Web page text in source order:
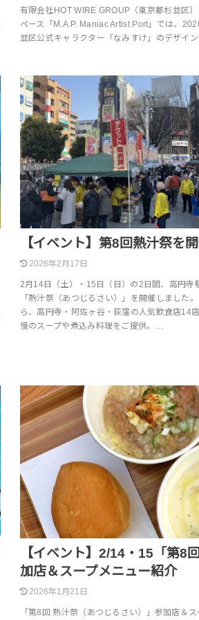
有限会社HOT WIRE GROUP（東京都杉並区
ペース「M.A.P. Maniac Artist Port」では、
並区公式キャラクター「なみすけ」のデザイ
【イベント】第8回熱汁祭を
2026年2月17日
2月14日（土）・15日（日）の2日間、高円寺
「熱汁祭（あつじるさい）」を開催しました
ら、高円寺・阿佐ヶ谷・荻窪の人気飲食店14
慢のスープや煮込み料理をご提供。…
【イベント】2/14・15「第8
加店＆スープメニュー紹介
2026年1月21日
「第8回 熱汁祭（あつじるさい）」参加店＆ス